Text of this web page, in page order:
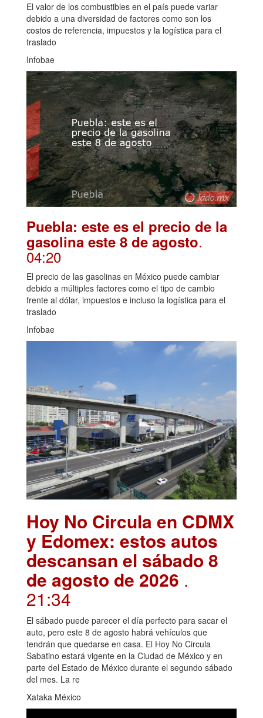
El valor de los combustibles en el país puede variar
debido a una diversidad de factores como son los
costos de referencia, impuestos y la logística para el
traslado
Infobae
Puebla: este es el precio de la
gasolina este 8 de agosto.
04:20
El precio de las gasolinas en México puede cambiar
debido a múltiples factores como el tipo de cambio
frente al dólar, impuestos e incluso la logística para el
traslado
Infobae
Hoy No Circula en CDMX
y Edomex: estos autos
descansan el sábado 8
de agosto de 2026 .
21:34
El sábado puede parecer el día perfecto para sacar el
auto, pero este 8 de agosto habrá vehículos que
tendrán que quedarse en casa. El Hoy No Circula
Sabatino estará vigente en la Ciudad de México y en
parte del Estado de México durante el segundo sábado
del mes. La re
Xataka México